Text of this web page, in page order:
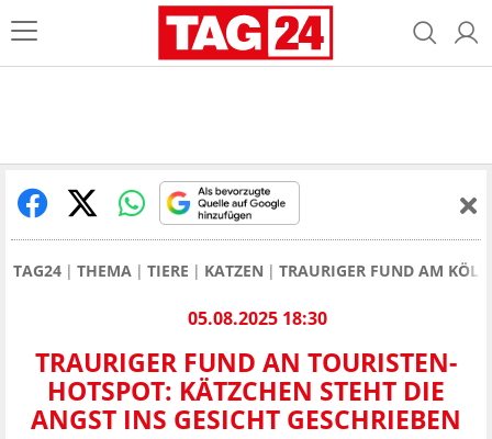
TAG24 THEMA TIERE KATZEN TRAURIGER FUND AM
05.08.2025 18:30
TRAURIGER FUND AN TOURISTEN-
HOTSPOT: KÄTZCHEN STEHT DIE
ANGST INS GESICHT GESCHRIEBEN